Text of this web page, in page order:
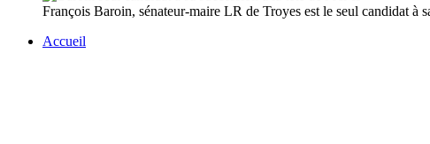
François Baroin, sénateur-maire LR de Troyes est le seul candidat à
Accueil